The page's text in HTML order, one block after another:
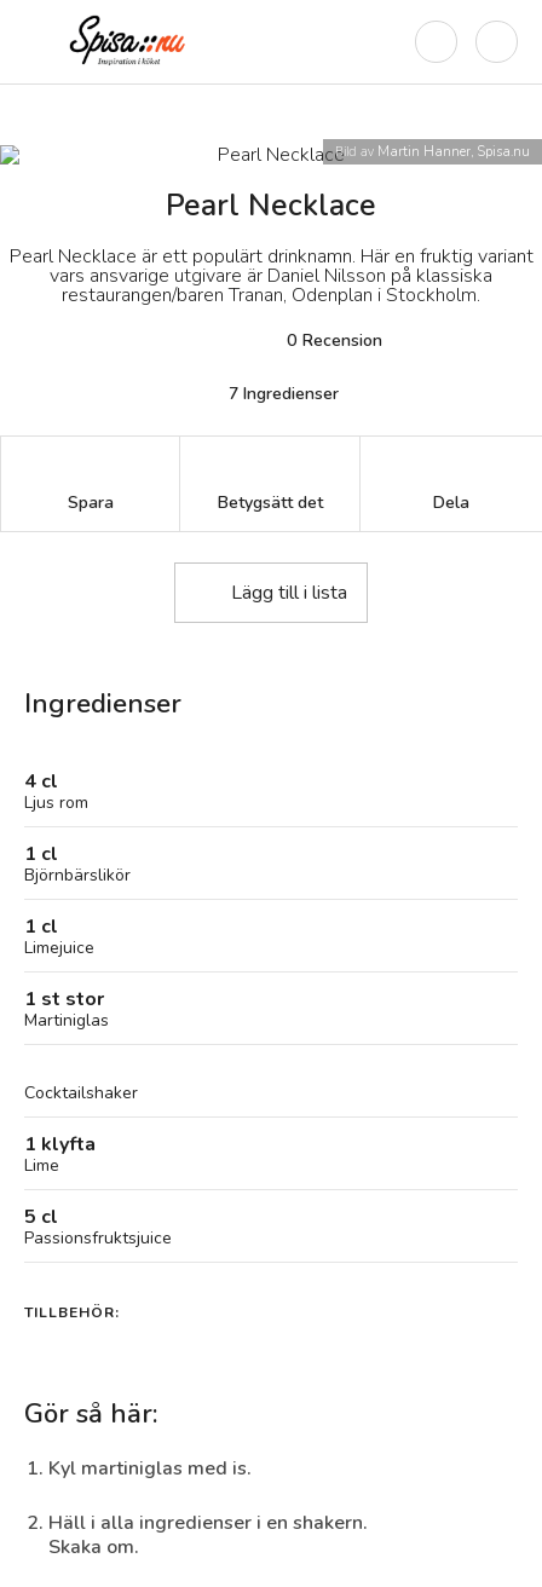
Bild av Martin Hanner, Spisa.nu
Pearl Necklace
Pearl Necklace är ett populärt drinknamn. Här en fruktig variant
vars ansvarige utgivare är Daniel Nilsson på klassiska
restaurangen/baren Tranan, Odenplan i Stockholm.
0 Recension
7 Ingredienser
Spara Betygsätt det Dela
Lägg till i lista
Ingredienser
4 cl
Ljus rom
1 cl
Björnbärslikör
1 cl
Limejuice
1 st stor
Martiniglas
Cocktailshaker
1 klyfta
Lime
5 cl
Passionsfruktsjuice
TILLBEHÖR:
Gör så här:
Kyl martiniglas med is.
Häll i alla ingredienser i en shakern.
Skaka om.